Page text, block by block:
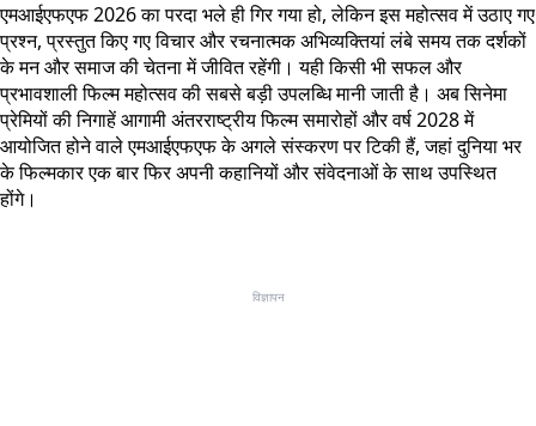
एमआईएफएफ 2026 का परदा भले ही गिर गया हो, लेकिन इस महोत्सव में उठाए गए
प्रश्न, प्रस्तुत किए गए विचार और रचनात्मक अभिव्यक्तियां लंबे समय तक दर्शकों
के मन और समाज की चेतना में जीवित रहेंगी। यही किसी भी सफल और
प्रभावशाली फिल्म महोत्सव की सबसे बड़ी उपलब्धि मानी जाती है। अब सिनेमा
प्रेमियों की निगाहें आगामी अंतरराष्ट्रीय फिल्म समारोहों और वर्ष 2028 में
आयोजित होने वाले एमआईएफएफ के अगले संस्करण पर टिकी हैं, जहां दुनिया भर
के फिल्मकार एक बार फिर अपनी कहानियों और संवेदनाओं के साथ उपस्थित
होंगे।
विज्ञापन